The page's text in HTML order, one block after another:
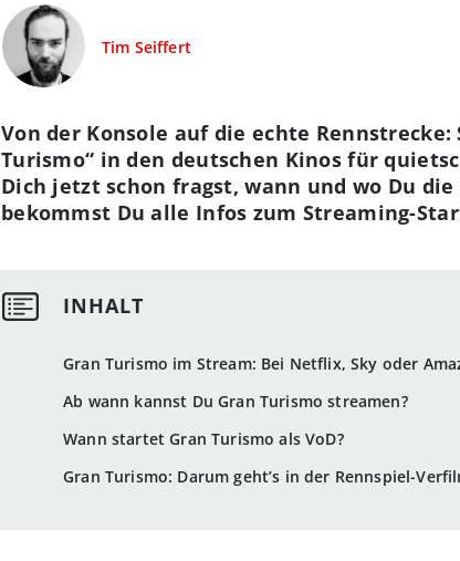
Tim Seiffert
Gran Turismo im Stream: Bei Netflix, Sky oder
Ab wann kannst Du Gran Turismo streamen?
Wann startet Gran Turismo als VoD?
Gran Turismo: Darum geht’s in der Rennspiel-
Von der Konsole auf die echte
Turismo“ in den deutschen Kinos für
Dich jetzt schon fragst, wann und wo Du
bekommst Du alle Infos zum Streaming-